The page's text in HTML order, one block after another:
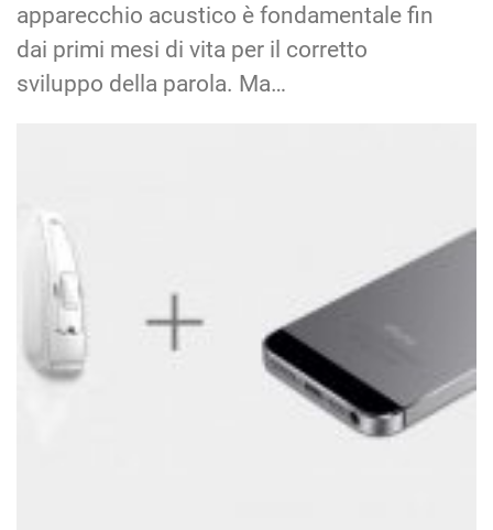
apparecchio acustico è fondamentale fin
dai primi mesi di vita per il corretto
sviluppo della parola. Ma…